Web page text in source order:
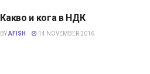
Какво и кога в НДК
BYAFISH 14 NOVEMBER 2016